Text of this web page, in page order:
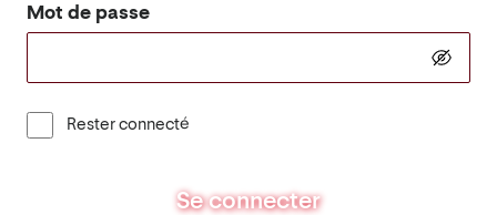
Mot de passe
Rester connecté
Se connecter